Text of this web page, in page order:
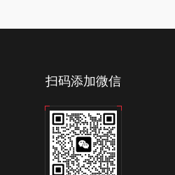
扫码添加微信